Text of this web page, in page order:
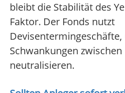
bleibt die Stabilität des
Faktor. Der Fonds nutzt
Devisentermingeschäfte,
Schwankungen
neutralisieren.